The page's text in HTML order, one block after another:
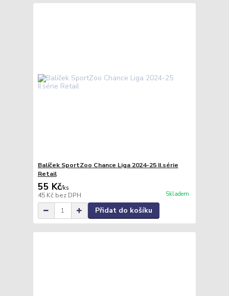
Balíček SportZoo Chance Liga 2024-25 II.série
Retail
55 Kč/ks
45 Kč bez DPH Skladem
Přidat do košíku